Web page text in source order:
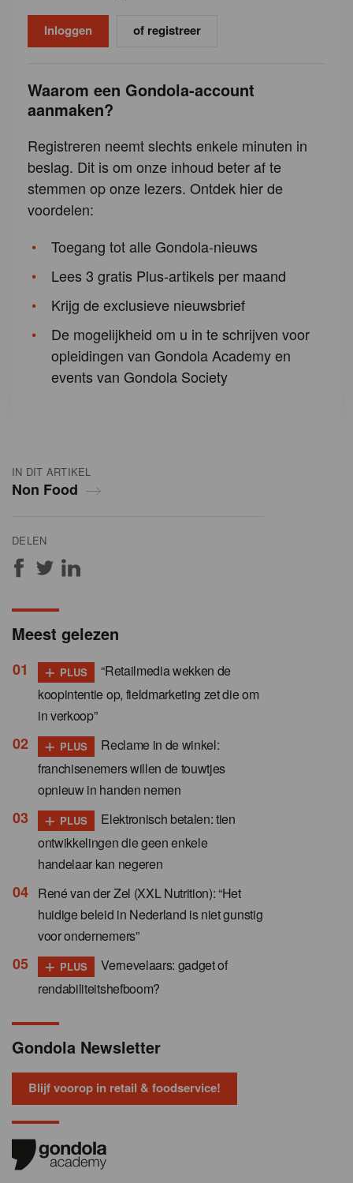
IN DIT ARTIKEL
Non Food
DELEN
of registreer
Waarom een Gondola-account
aanmaken?
Registreren neemt slechts enkele minuten in
beslag. Dit is om onze inhoud beter af te
stemmen op onze lezers. Ontdek hier de
voordelen:
Toegang tot alle Gondola-nieuws
Lees 3 gratis Plus-artikels per maand
Krijg de exclusieve nieuwsbrief
De mogelijkheid om u in te schrijven voor
opleidingen van Gondola Academy en
events van Gondola Society
Meest gelezen
+ PLUS
“Retailmedia wekken de
koopintentie op, fieldmarketing zet die om
in verkoop”
+ PLUS
Reclame in de winkel:
franchisenemers willen de touwtjes
opnieuw in handen nemen
+ PLUS
Elektronisch betalen: tien
ontwikkelingen die geen enkele
handelaar kan negeren
René van der Zel (XXL Nutrition): “Het
huidige beleid in Nederland is niet gunstig
voor ondernemers”
+ PLUS
Vernevelaars: gadget of
rendabiliteitshefboom?
Gondola Newsletter
Blijf voorop in retail & foodservice!